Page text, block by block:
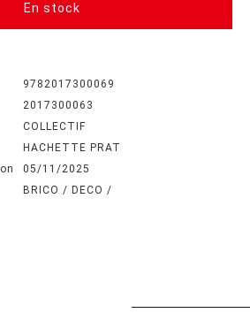
En stock
9782017300069
2017300063
COLLECTIF
HACHETTE PRAT
05/11/2025
BRICO / DECO /